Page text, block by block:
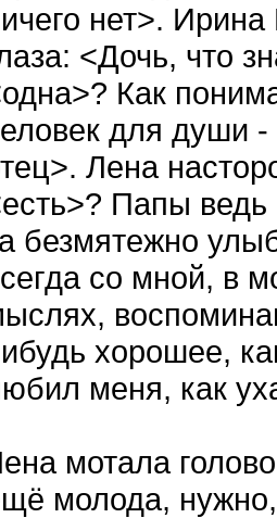
нет>.
<Дочь, что
Как
для души -
Лена
Папы ведь
безмятежно
со мной, в
хорошее,
меня, как
мотала
молода,